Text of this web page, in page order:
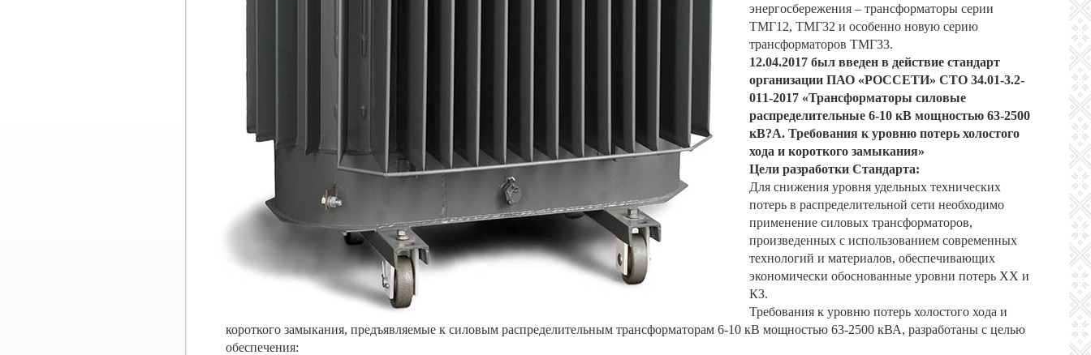
энергосбережения – трансформаторы серии
ТМГ12, ТМГ32 и особенно новую серию
трансформаторов ТМГ33.
12.04.2017 был введен в действие стандарт
организации ПАО «РОССЕТИ» СТО 34.01-3.2-
011-2017 «Трансформаторы силовые
распределительные 6-10 кВ мощностью 63-2500
кВ?А. Требования к уровню потерь холостого
хода и короткого замыкания»
Цели разработки Стандарта:
Для снижения уровня удельных технических
потерь в распределительной сети необходимо
применение силовых трансформаторов,
произведенных с использованием современных
технологий и материалов, обеспечивающих
экономически обоснованные уровни потерь ХХ и
КЗ.
Требования к уровню потерь холостого хода и
короткого замыкания, предъявляемые к силовым распределительным трансформаторам 6-10 кВ мощностью 63-2500 кВА, разработаны с целью
обеспечения: